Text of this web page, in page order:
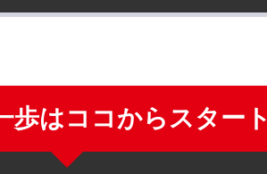
歩はココからスター